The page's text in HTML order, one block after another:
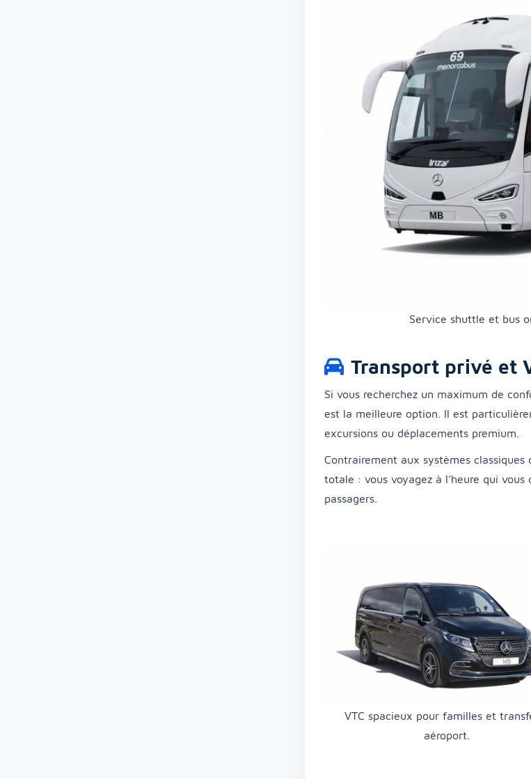
Service shuttle et bus
Transport privé et
Si vous recherchez un maximum de
est la meilleure option. Il est
excursions ou déplacements premium.
Contrairement aux systèmes classiques
totale : vous voyagez à l’heure qui vous
passagers.
VTC spacieux pour familles et
aéroport.